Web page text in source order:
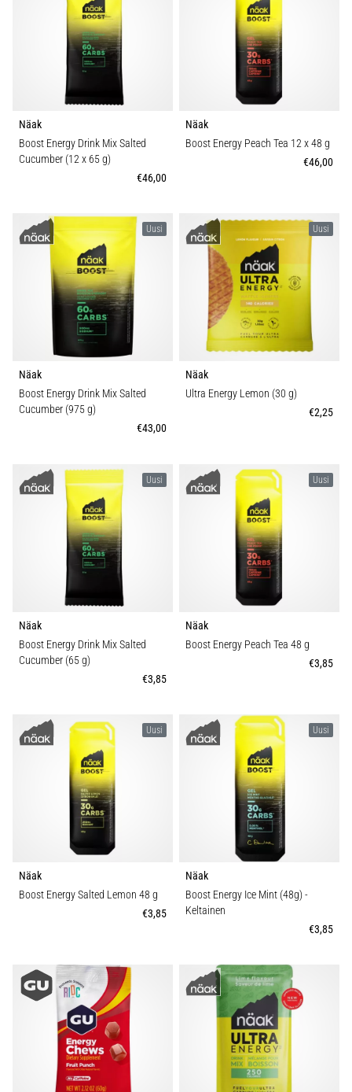
suoritetaan?
Käytännössä
sukkulajuoksu
testaa
nopeutta,
Miten
se
suoritetaan
6. 8. 2026
7 min. luetaan
Juoksijan
hoito
ja
ennaltaehkäisy
iliotibiaalisen
oireyhtymä
(ITBS),
on
juoksijoiden
keskuudessa.
Näak
Boost Energy Drink Mix Salted
Cucumber (12 x 65 g)
€46,00
Näak
Boost Energy Peach Tea 12 x 48 g
€46,00
Uusi
Näak
Boost Energy Drink Mix Salted
Cucumber (975 g)
€43,00
Uusi
Näak
Ultra Energy Lemon (30 g)
€2,25
Uusi
Näak
Boost Energy Drink Mix Salted
Cucumber (65 g)
€3,85
Uusi
Näak
Boost Energy Peach Tea 48 g
€3,85
Uusi
Näak
Boost Energy Salted Lemon 48 g
€3,85
Uusi
Näak
Boost Energy Ice Mint (48g)-
Keltainen
€3,85